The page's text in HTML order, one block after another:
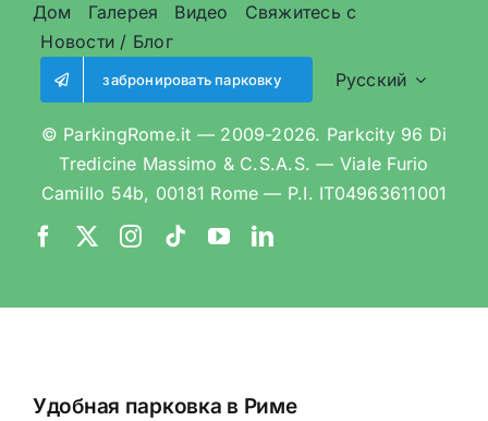
Дом Галерея Видео
Свяжитесь с
Новости / Блог
забронировать парковку Русский
© ParkingRome.it — 2009-2026. Parkcity 96 Di
Tredicine Massimo & C.S.A.S. — Viale Furio
Camillo 54b, 00181 Rome — P.I. IT04963611001
Удобная парковка в Риме